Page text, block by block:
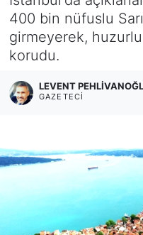
400 bin nüfuslu
girmeyerek,
korudu.
LEVENT
GAZETECI
KÖŞE YAZILARI
KÖŞE YAZILARI
KÜLTÜR SANAT
RÖPORTAJ
SAĞLIK